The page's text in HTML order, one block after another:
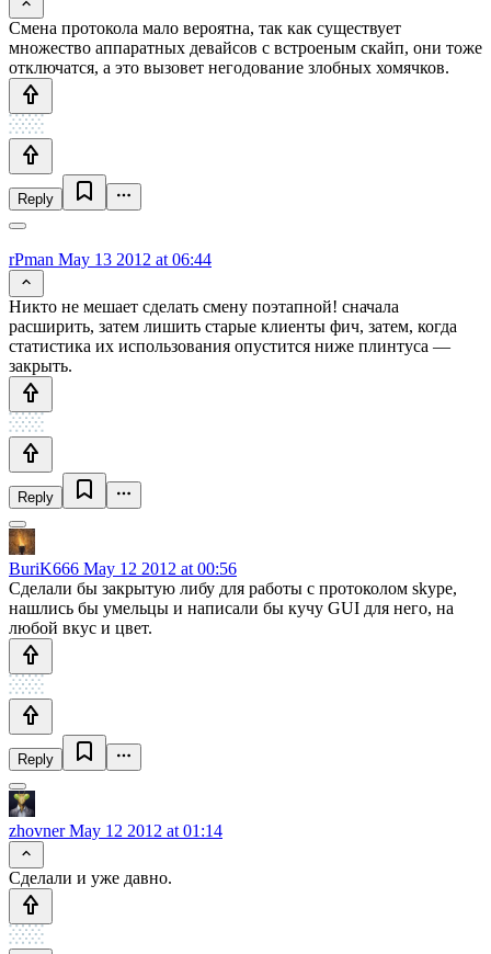
Смена протокола мало вероятна, так как существует
множество аппаратных девайсов с встроеным скайп, они тоже
отключатся, а это вызовет негодование злобных хомячков.
Reply
rPman May 13 2012 at 06:44
Никто не мешает сделать смену поэтапной! сначала
расширить, затем лишить старые клиенты фич, затем, когда
статистика их использования опустится ниже плинтуса —
закрыть.
Reply
BuriK666 May 12 2012 at 00:56
Сделали бы закрытую либу для работы с протоколом skype,
нашлись бы умельцы и написали бы кучу GUI для него, на
любой вкус и цвет.
Reply
zhovnerMay 12 2012 at 01:14
Сделали и уже давно.